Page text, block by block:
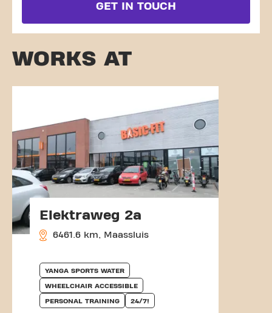
GET IN TOUCH
WORKS AT
Elektraweg 2a
6461.6 km, Maassluis
YANGA SPORTS WATER
WHEELCHAIR ACCESSIBLE
PERSONAL TRAINING 24/7!